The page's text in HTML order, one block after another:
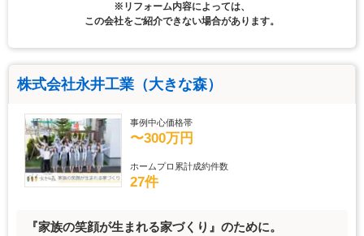
※リフォーム内容によっては、
この会社をご紹介できない場合があります。
株式会社永井工業（大きな森）
事例中心価格帯
〜300万円
ホームプロ累計成約件数
27件
『家族の笑顔が生まれる家づくり』のために。